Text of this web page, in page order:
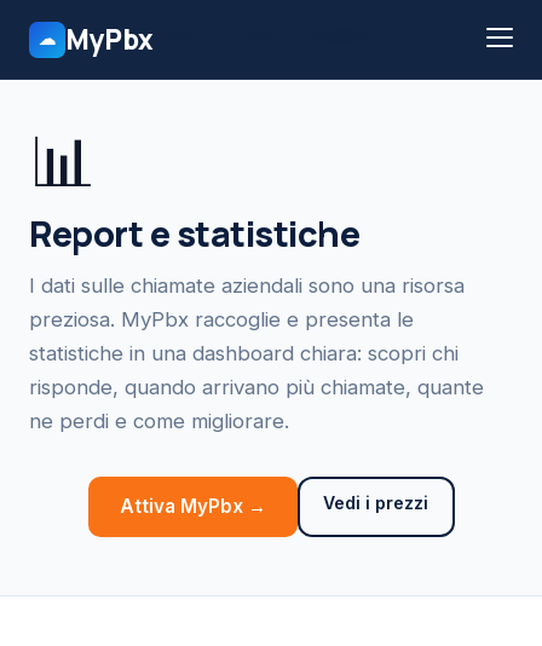
☁ MyPbx
Home › Funzionalità
📊
Report e statistiche
I dati sulle chiamate aziendali sono una risorsa
preziosa. MyPbx raccoglie e presenta le
statistiche in una dashboard chiara: scopri chi
risponde, quando arrivano più chiamate, quante
ne perdi e come migliorare.
Attiva MyPbx → Vedi i prezzi